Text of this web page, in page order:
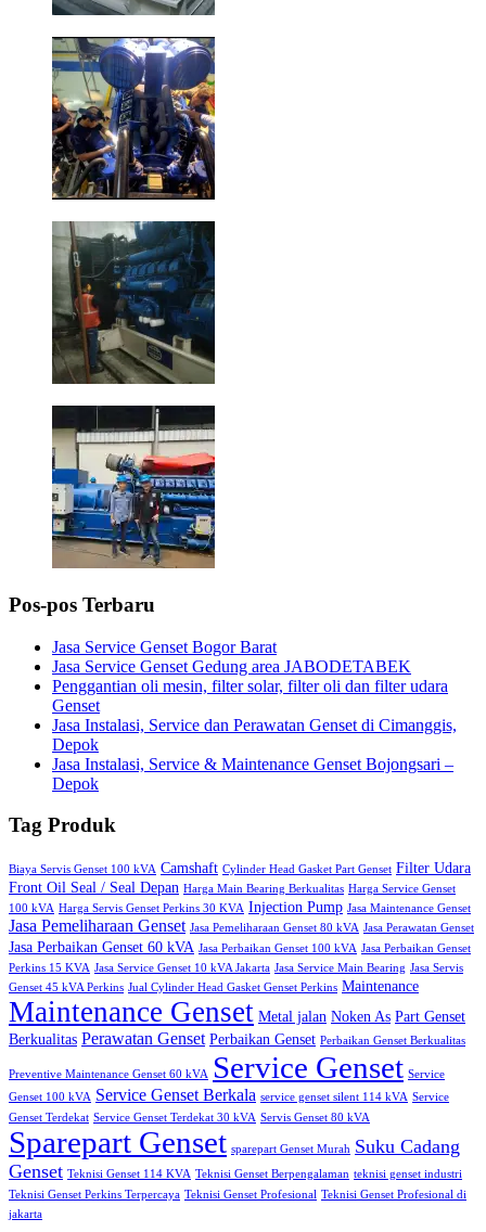
Pos-pos Terbaru
Jasa Service Genset Bogor Barat
Jasa Service Genset Gedung area JABODETABEK
Penggantian oli mesin, filter solar, filter oli dan filter udara
Genset
Jasa Instalasi, Service dan Perawatan Genset di Cimanggis,
Depok
Jasa Instalasi, Service & Maintenance Genset Bojongsari –
Depok
Tag Produk
Biaya Servis Genset 100 kVA Camshaft Cylinder Head Gasket Part Genset Filter Udara
Front Oil Seal / Seal Depan Harga Main Bearing Berkualitas Harga Service Genset
100 kVA Harga Servis Genset Perkins 30 KVA Injection Pump Jasa Maintenance Genset
Jasa Pemeliharaan Genset Jasa Pemeliharaan Genset 80 kVA Jasa Perawatan Genset
Jasa Perbaikan Genset 60 kVA Jasa Perbaikan Genset 100 kVA Jasa Perbaikan Genset
Perkins 15 KVA Jasa Service Genset 10 kVA Jakarta Jasa Service Main Bearing Jasa Servis
Genset 45 kVA Perkins Jual Cylinder Head Gasket Genset Perkins Maintenance
Maintenance Genset Metal jalan Noken As Part Genset
Berkualitas Perawatan Genset Perbaikan Genset Perbaikan Genset Berkualitas
Preventive Maintenance Genset 60 kVA Service Genset Service
Genset 100 kVA Service Genset Berkala service genset silent 114 kVA Service
Genset Terdekat Service Genset Terdekat 30 kVA Servis Genset 80 kVA
Sparepart Genset sparepart Genset Murah Suku Cadang
Genset Teknisi Genset 114 KVA Teknisi Genset Berpengalaman teknisi genset industri
Teknisi Genset Perkins Terpercaya Teknisi Genset Profesional Teknisi Genset Profesional di
jakarta